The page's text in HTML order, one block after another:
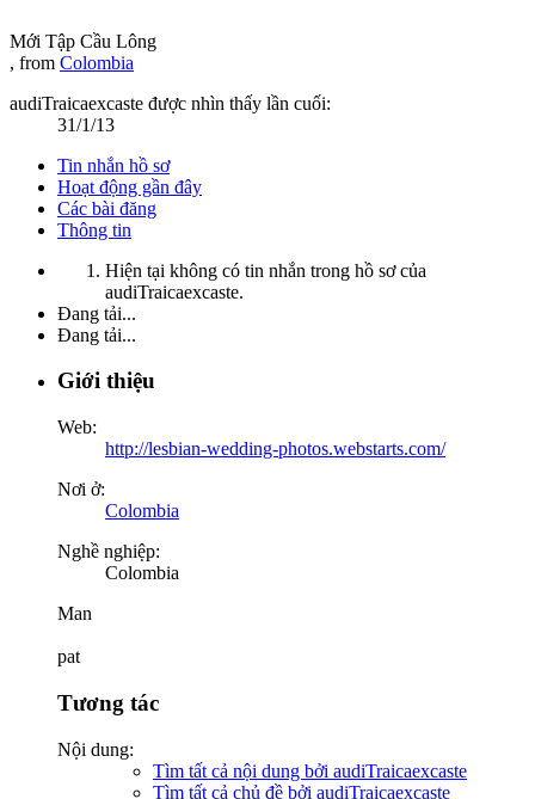
Mới Tập Cầu Lông
, from Colombia
audiTraicaexcaste được nhìn thấy lần cuối:
31/1/13
Tin nhắn hồ sơ
Hoạt động gần đây
Các bài đăng
Thông tin
Hiện tại không có tin nhắn trong hồ sơ của
audiTraicaexcaste.
Đang tải...
Đang tải...
Giới thiệu
Web:
http://lesbian-wedding-photos.webstarts.com/
Nơi ở:
Colombia
Nghề nghiệp:
Colombia
Man
pat
Tương tác
Nội dung:
Tìm tất cả nội dung bởi audiTraicaexcaste
Tìm tất cả chủ đề bởi audiTraicaexcaste